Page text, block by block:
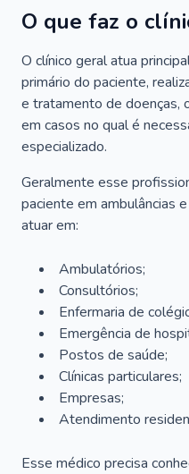
O que faz o
O clínico geral atua
primário do paciente,
e tratamento de doenças,
em casos no qual é
especializado.
Geralmente esse
paciente em ambulâncias
atuar em:
Ambulatórios;
Consultórios;
Enfermaria de
Emergência de
Postos de saúde;
Clínicas particulares;
Empresas;
Atendimento
Esse médico precisa